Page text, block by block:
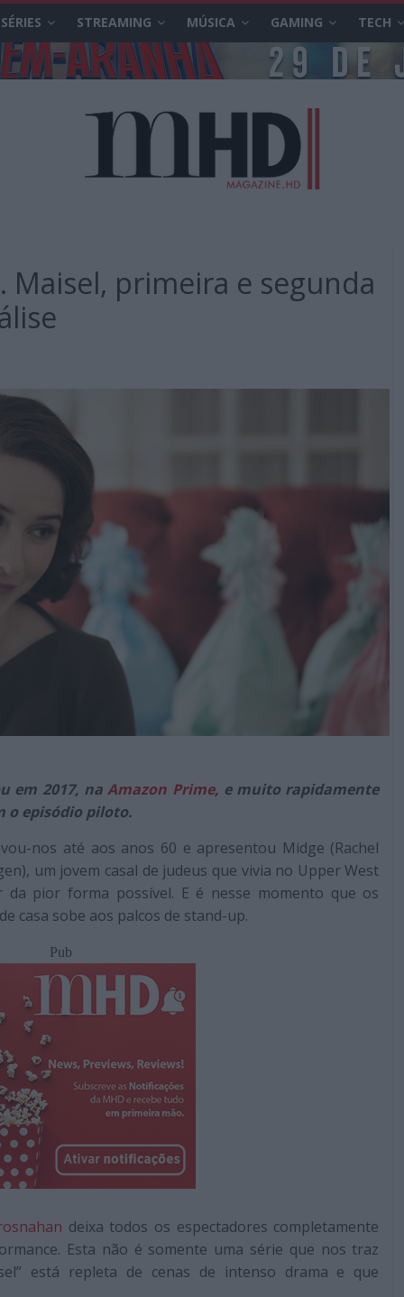
SÉRIES STREAMING MÚSICA GAMING TECH
Maisel, primeira e segunda
em 2017, naAmazon Prime, e muito rapidamente
o episódio piloto.
nos até aos anos 60 e apresentou Midge (Rachel
um jovem casal de judeus que vivia no Upper West
da pior forma possível. E é nesse momento que os
casa sobe aos palcos de stand-up.
Pub
deixa todos os espectadores completamente
Esta não é somente uma série que nos traz
está repleta de cenas de intenso drama e que